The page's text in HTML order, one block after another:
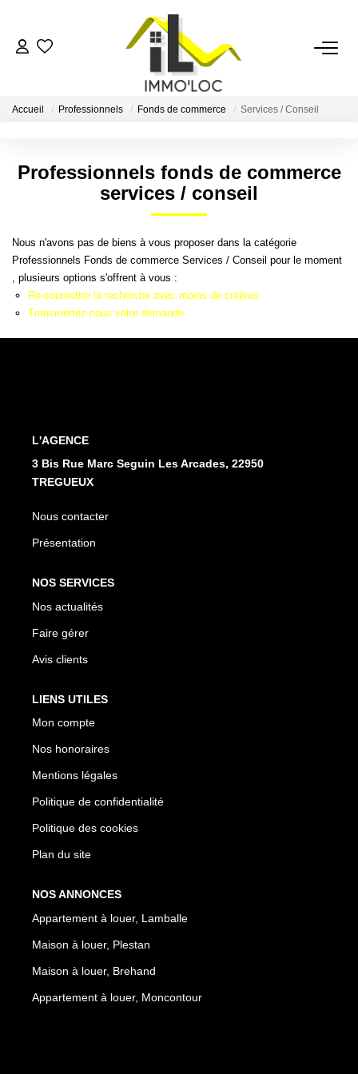
ACCUEIL
FAIRE GÉRER
AVIS CLIENTS
CONTACT
Accueil Professionnels Fonds de commerce Services / Conseil
Professionnels fonds de commerce
services / conseil
Nous n'avons pas de biens à vous proposer dans la catégorie
Professionnels Fonds de commerce Services / Conseil pour le moment
, plusieurs options s'offrent à vous :
Re-soumettre la recherche avec moins de critères.
Transmettez-nous votre demande
L'AGENCE
3 Bis Rue Marc Seguin Les Arcades, 22950
TREGUEUX
Nous contacter
Présentation
NOS SERVICES
Nos actualités
Faire gérer
Avis clients
LIENS UTILES
Mon compte
Nos honoraires
Mentions légales
Politique de confidentialité
Politique des cookies
Plan du site
NOS ANNONCES
Appartement à louer, Lamballe
Maison à louer, Plestan
Maison à louer, Brehand
Appartement à louer, Moncontour